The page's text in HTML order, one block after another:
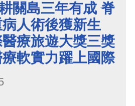
關島三年有成 脊
人術後獲新生
療旅遊大獎三獎
軟實力躍上國際